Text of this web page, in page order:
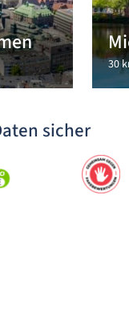
30
sicher